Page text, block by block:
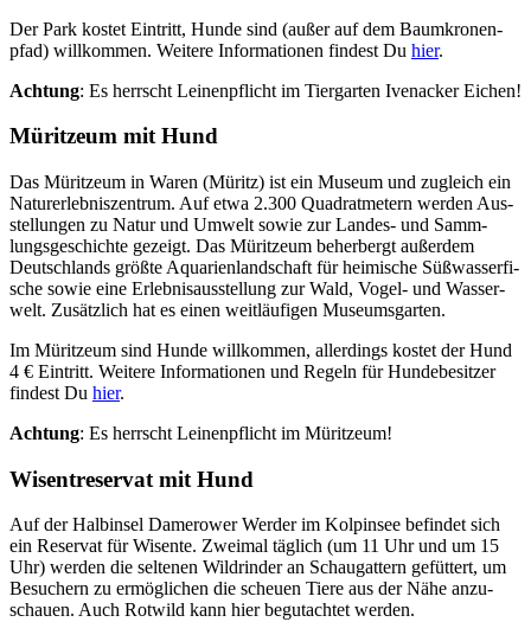
Der Park kos­tet Ein­tritt, Hun­de sind (außer auf dem Baum­kro­nen­
pfad) will­kom­men. Wei­te­re Infor­ma­tio­nen fin­dest Du hier.
Ach­tung: Es herrscht Lei­nen­pflicht im Tier­gar­ten Iven­acker Eichen!
Mürit­ze­um mit Hund
Das Mürit­ze­um in Waren (Müritz) ist ein Muse­um und zugleich ein
Natur­er­leb­nis­zen­trum. Auf etwa 2.300 Qua­drat­me­tern wer­den Aus­
stel­lun­gen zu Natur und Umwelt sowie zur Lan­des- und Samm­
lungs­ge­schich­te gezeigt. Das Mürit­ze­um beher­bergt außer­dem
Deutsch­lands größ­te Aqua­ri­en­land­schaft für hei­mi­sche Süß­was­ser­fi­
sche sowie eine Erleb­nis­aus­stel­lung zur Wald, Vogel- und Was­ser­
welt. Zusätz­lich hat es einen weit­läu­fi­gen Muse­ums­gar­ten.
Im Mürit­ze­um sind Hun­de will­kom­men, aller­dings kos­tet der Hund
4 € Ein­tritt. Wei­te­re Infor­ma­tio­nen und Regeln für Hun­de­be­sit­zer
fin­dest Du hier.
Ach­tung: Es herrscht Lei­nen­pflicht im Mürit­ze­um!
Wisen­t­re­ser­vat mit Hund
Auf der Halb­in­sel Dame­rower Wer­der im Kol­pin­see befin­det sich
ein Reser­vat für Wisen­te. Zwei­mal täg­lich (um 11 Uhr und um 15
Uhr) wer­den die sel­te­nen Wild­rin­der an Schau­gat­tern gefüt­tert, um
Besu­chern zu ermög­li­chen die scheu­en Tie­re aus der Nähe anzu­
schau­en. Auch Rot­wild kann hier begut­ach­tet wer­den.